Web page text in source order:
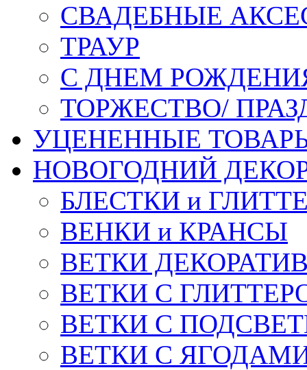
СВАДЕБНЫЕ
ТРАУР
С ДНЕМ
ТОРЖЕСТВО/
УЦЕНЕННЫЕ
НОВОГОДНИЙ
БЛЕСТКИ и
ВЕНКИ и КРАНСЫ
ВЕТКИ
ВЕТКИ С
ВЕТКИ С
ВЕТКИ С